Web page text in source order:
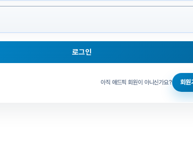
로그인
아직 애드픽 회원이 아니신가요? 회원